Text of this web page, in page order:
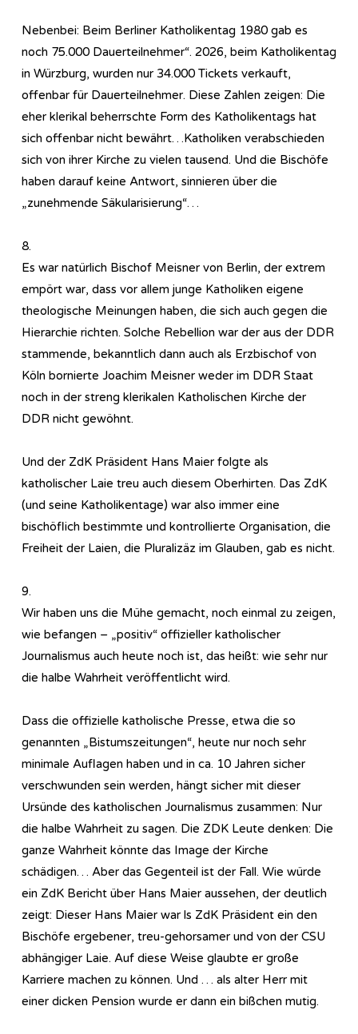
Nebenbei: Beim Berliner Katholikentag 1980 gab es
noch 75.000 Dauerteilnehmer“. 2026, beim Katholikentag
in Würzburg, wurden nur 34.000 Tickets verkauft,
offenbar für Dauerteilnehmer. Diese Zahlen zeigen: Die
eher klerikal beherrschte Form des Katholikentags hat
sich offenbar nicht bewährt…Katholiken verabschieden
sich von ihrer Kirche zu vielen tausend. Und die Bischöfe
haben darauf keine Antwort, sinnieren über die
„zunehmende Säkularisierung“…
8.
Es war natürlich Bischof Meisner von Berlin, der extrem
empört war, dass vor allem junge Katholiken eigene
theologische Meinungen haben, die sich auch gegen die
Hierarchie richten. Solche Rebellion war der aus der DDR
stammende, bekanntlich dann auch als Erzbischof von
Köln bornierte Joachim Meisner weder im DDR Staat
noch in der streng klerikalen Katholischen Kirche der
DDR nicht gewöhnt.
Und der ZdK Präsident Hans Maier folgte als
katholischer Laie treu auch diesem Oberhirten. Das ZdK
(und seine Katholikentage) war also immer eine
bischöflich bestimmte und kontrollierte Organisation, die
Freiheit der Laien, die Pluralizäz im Glauben, gab es nicht.
9.
Wir haben uns die Mühe gemacht, noch einmal zu zeigen,
wie befangen – „positiv“ offizieller katholischer
Journalismus auch heute noch ist, das heißt: wie sehr nur
die halbe Wahrheit veröffentlicht wird.
Dass die offizielle katholische Presse, etwa die so
genannten „Bistumszeitungen“, heute nur noch sehr
minimale Auflagen haben und in ca. 10 Jahren sicher
verschwunden sein werden, hängt sicher mit dieser
Ursünde des katholischen Journalismus zusammen: Nur
die halbe Wahrheit zu sagen. Die ZDK Leute denken: Die
ganze Wahrheit könnte das Image der Kirche
schädigen… Aber das Gegenteil ist der Fall. Wie würde
ein ZdK Bericht über Hans Maier aussehen, der deutlich
zeigt: Dieser Hans Maier war ls ZdK Präsident ein den
Bischöfe ergebener, treu-gehorsamer und von der CSU
abhängiger Laie. Auf diese Weise glaubte er große
Karriere machen zu können. Und … als alter Herr mit
einer dicken Pension wurde er dann ein bißchen mutig.